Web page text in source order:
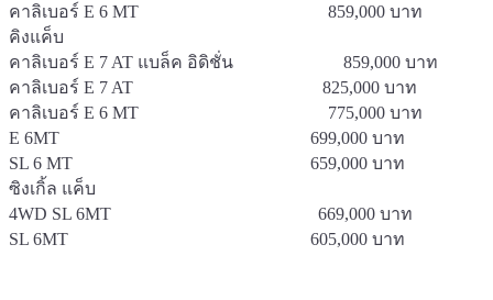
คาลิเบอร์ E 6 MT 859,000 บาท
คิงแค็บ
คาลิเบอร์ E 7 AT แบล็ค อิดิชั่น 859,000 บาท
คาลิเบอร์ E 7 AT 825,000 บาท
คาลิเบอร์ E 6 MT 775,000 บาท
E 6MT 699,000 บาท
SL 6 MT 659,000 บาท
ซิงเกิ้ล แค็บ
4WD SL 6MT 669,000 บาท
SL 6MT 605,000 บาท